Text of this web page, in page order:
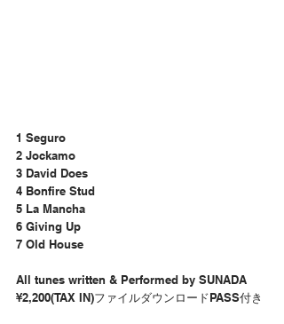
1 Seguro
2 Jockamo
3 David Does
4 Bonfire Stud
5 La Mancha
6 Giving Up
7 Old House
All tunes written & Performed by SUNADA
¥2,200(TAX IN)ファイルダウンロードPASS付き